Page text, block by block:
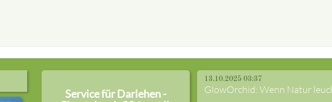
Service für Darlehen -
13.10.2025 03:37
GlowOrchid: Wenn Natur